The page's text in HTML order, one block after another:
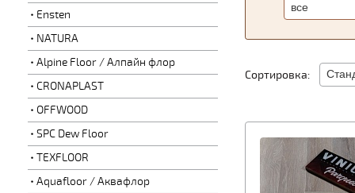
Ensten
NATURA
Alpine Floor / Алпайн флор
CRONAPLAST
OFFWOOD
SPC Dew Floor
TEXFLOOR
Aquafloor / Аквафлор
Сортировка: